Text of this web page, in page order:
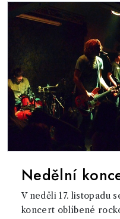
Nedělní
V neděli 17. listopadu
koncert oblíbené